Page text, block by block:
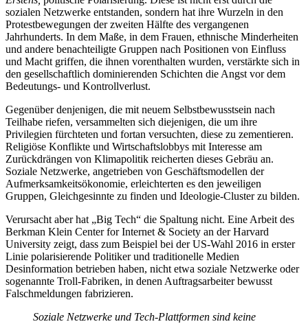
sozialen Netzwerke entstanden, sondern hat ihre Wurzeln in den
Protestbewegungen der zweiten Hälfte des vergangenen
Jahrhunderts. In dem Maße, in dem Frauen, ethnische Minderheiten
und andere benachteiligte Gruppen nach Positionen von Einfluss
und Macht griffen, die ihnen vorenthalten wurden, verstärkte sich in
den gesellschaftlich dominierenden Schichten die Angst vor dem
Bedeutungs- und Kontrollverlust.
Gegenüber denjenigen, die mit neuem Selbstbewusstsein nach
Teilhabe riefen, versammelten sich diejenigen, die um ihre
Privilegien fürchteten und fortan versuchten, diese zu zementieren.
Religiöse Konflikte und Wirtschaftslobbys mit Interesse am
Zurückdrängen von Klimapolitik reicherten dieses Gebräu an.
Soziale Netzwerke, angetrieben von Geschäftsmodellen der
Aufmerksamkeits­ökonomie, erleichterten es den jeweiligen
Gruppen, Gleichgesinnte zu finden und Ideologie-Cluster zu bilden.
Verursacht aber hat „Big Tech“ die Spaltung nicht. Eine Arbeit des
Berkman Klein Center for Internet & Society an der Har­vard
University zeigt, dass zum Beispiel bei der US-Wahl 2016 in erster
Linie polarisierende Politiker und traditionelle Medien
Desinformation betrieben haben, nicht etwa soziale Netzwerke oder
sogenannte Troll-Fabriken, in denen Auftragsarbeiter bewusst
Falschmeldungen fabrizieren.
Soziale Netzwerke und Tech-Plattformen sind ­keine